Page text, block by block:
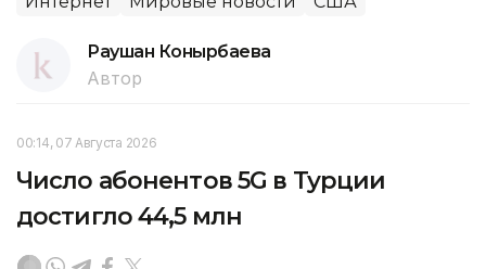
Раушан Конырбаева
Автор
00:14, 07 Августа 2026
Число абонентов 5G в Турции
достигло 44,5 млн